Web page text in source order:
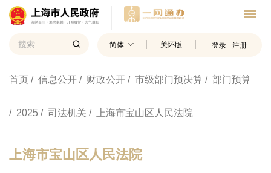
简体 关怀版 登录 注册
首页 / 信息公开 / 财政公开 / 市级部门预决算 / 部门预算
/ 2025 / 司法机关 / 上海市宝山区人民法院
上海市宝山区人民法院